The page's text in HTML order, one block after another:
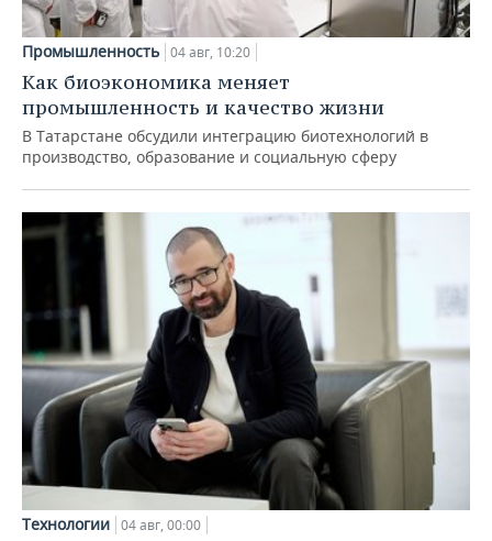
Промышленность 04 авг, 10:20
Как биоэкономика меняет
промышленность и качество жизни
В Татарстане обсудили интеграцию биотехнологий в
производство, образование и социальную сферу
Технологии 04 авг, 00:00